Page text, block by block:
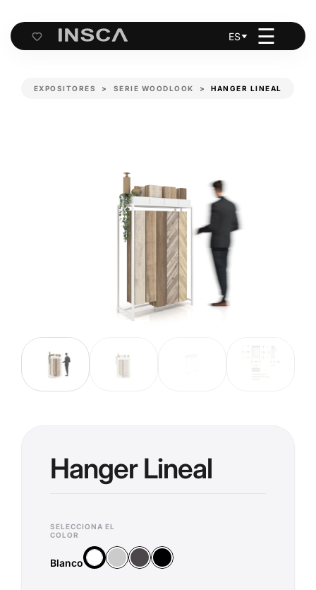
Cart
ES ☰
EXPOSITORES SERIE WOODLOOK HANGER LINEAL
Hanger Lineal
SELECCIONA EL
COLOR
Blanco
BlancoPlataAntracitaNegro